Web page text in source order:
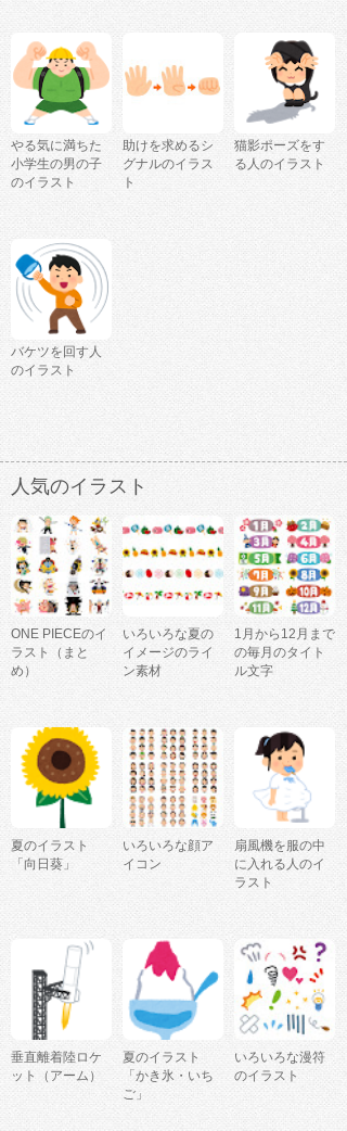
やる気に満ちた
小学生の男の子
のイラスト
助けを求めるシ
グナルのイラス
ト
猫影ポーズをす
る人のイラスト
バケツを回す人
のイラスト
人気のイラスト
ONE PIECEのイ
ラスト（まと
め）
いろいろな夏の
イメージのライ
ン素材
1月から12月まで
の毎月のタイト
ル文字
夏のイラスト
「向日葵」
いろいろな顔ア
イコン
扇風機を服の中
に入れる人のイ
ラスト
垂直離着陸ロケ
ット（アーム）
夏のイラスト
「かき氷・いち
ご」
いろいろな漫符
のイラスト